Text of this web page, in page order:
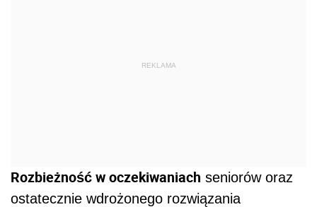
REKLAMA
Rozbieżność w oczekiwaniach seniorów oraz
ostatecznie wdrożonego rozwiązania